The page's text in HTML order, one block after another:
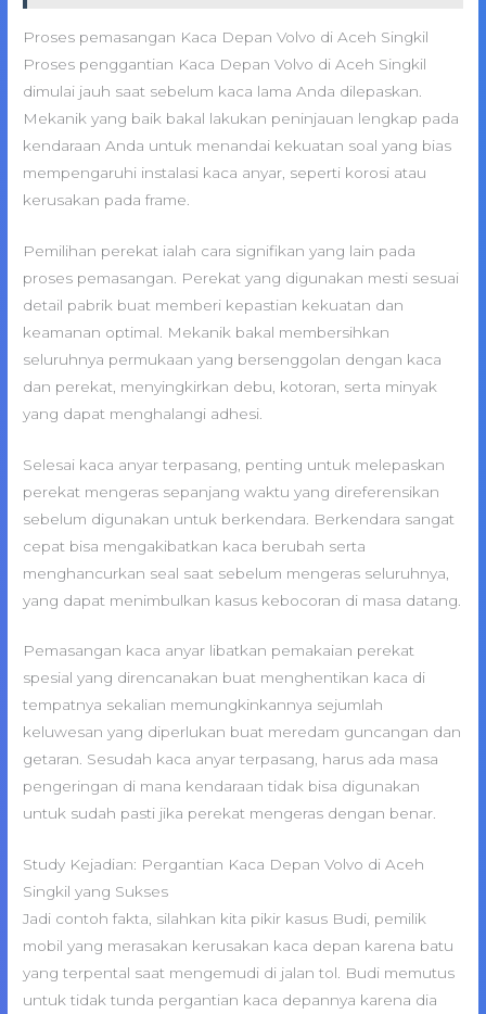
Proses pemasangan Kaca Depan Volvo di Aceh Singkil
Proses penggantian Kaca Depan Volvo di Aceh Singkil
dimulai jauh saat sebelum kaca lama Anda dilepaskan.
Mekanik yang baik bakal lakukan peninjauan lengkap pada
kendaraan Anda untuk menandai kekuatan soal yang bias
mempengaruhi instalasi kaca anyar, seperti korosi atau
kerusakan pada frame.
Pemilihan perekat ialah cara signifikan yang lain pada
proses pemasangan. Perekat yang digunakan mesti sesuai
detail pabrik buat memberi kepastian kekuatan dan
keamanan optimal. Mekanik bakal membersihkan
seluruhnya permukaan yang bersenggolan dengan kaca
dan perekat, menyingkirkan debu, kotoran, serta minyak
yang dapat menghalangi adhesi.
Selesai kaca anyar terpasang, penting untuk melepaskan
perekat mengeras sepanjang waktu yang direferensikan
sebelum digunakan untuk berkendara. Berkendara sangat
cepat bisa mengakibatkan kaca berubah serta
menghancurkan seal saat sebelum mengeras seluruhnya,
yang dapat menimbulkan kasus kebocoran di masa datang.
Pemasangan kaca anyar libatkan pemakaian perekat
spesial yang direncanakan buat menghentikan kaca di
tempatnya sekalian memungkinkannya sejumlah
keluwesan yang diperlukan buat meredam guncangan dan
getaran. Sesudah kaca anyar terpasang, harus ada masa
pengeringan di mana kendaraan tidak bisa digunakan
untuk sudah pasti jika perekat mengeras dengan benar.
Study Kejadian: Pergantian Kaca Depan Volvo di Aceh
Singkil yang Sukses
Jadi contoh fakta, silahkan kita pikir kasus Budi, pemilik
mobil yang merasakan kerusakan kaca depan karena batu
yang terpental saat mengemudi di jalan tol. Budi memutus
untuk tidak tunda pergantian kaca depannya karena dia